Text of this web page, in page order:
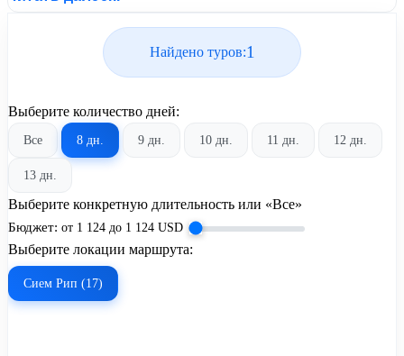
Найдено туров:1
Выберите количество дней:
Все 8 дн. 9 дн. 10 дн. 11 дн. 12 дн.
13 дн.
Выберите конкретную длительность или «Все»
Бюджет: от 1 124 до 1 124 USD
Выберите локации маршрута:
Сием Рип (17)